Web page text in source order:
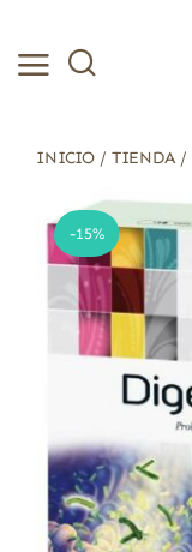
contenido
INICIO / TIENDA/
-15%